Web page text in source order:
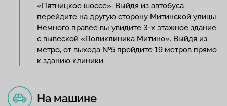
«Пятницкое шоссе». Выйдя из автобуса
перейдите на другую сторону Митинской улицы.
Немного правее вы увидите 3-х этажное здание
с вывеской «Поликлиника Митино». Выйдя из
метро, от выхода №5 пройдите 19 метров прямо
к зданию клиники.
На машине